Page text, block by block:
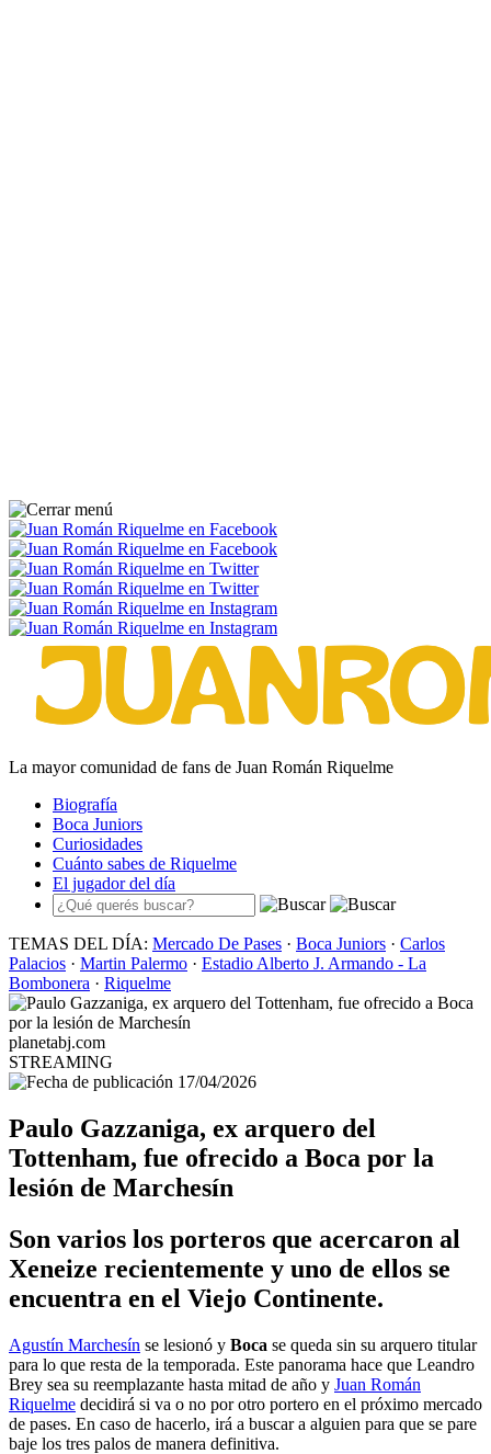
La mayor comunidad de fans de Juan Román Riquelme
Biografía
Boca Juniors
Curiosidades
Cuánto sabes de Riquelme
El jugador del día
TEMAS DEL DÍA: Mercado De Pases · Boca Juniors · Carlos
Palacios · Martin Palermo · Estadio Alberto J. Armando - La
Bombonera · Riquelme
planetabj.com
STREAMING
17/04/2026
Paulo Gazzaniga, ex arquero del
Tottenham, fue ofrecido a Boca por la
lesión de Marchesín
Son varios los porteros que acercaron al
Xeneize recientemente y uno de ellos se
encuentra en el Viejo Continente.
Agustín Marchesín se lesionó y Boca se queda sin su arquero titular
para lo que resta de la temporada. Este panorama hace que Leandro
Brey sea su reemplazante hasta mitad de año y Juan Román
Riquelme decidirá si va o no por otro portero en el próximo mercado
de pases. En caso de hacerlo, irá a buscar a alguien para que se pare
baje los tres palos de manera definitiva.